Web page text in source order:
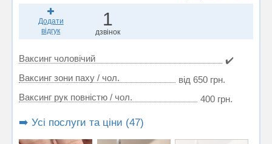
Додати
відгук
1
дзвінок
Ваксинг чоловічий
✔️
Ваксинг зони паху / чол.
від 650 грн.
Ваксинг рук повністю / чол.
400 грн.
➡️ Усі послуги та ціни (47)